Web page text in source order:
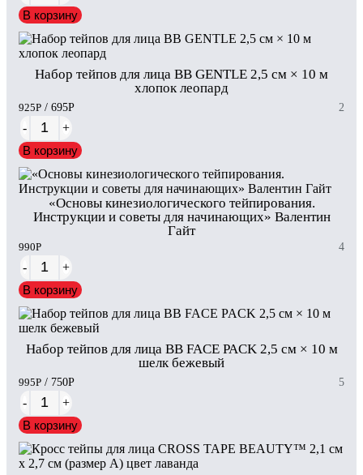
В корзину
Набор тейпов для лица BB GENTLE 2,5 см × 10 м
хлопок леопард
925Р / 695Р 2
-
+
В корзину
«Основы кинезиологического тейпирования.
Инструкции и советы для начинающих» Валентин
Гайт
990Р 4
-
+
В корзину
Набор тейпов для лица BB FACE PACK 2,5 см × 10 м
шелк бежевый
995Р / 750Р 5
-
+
В корзину